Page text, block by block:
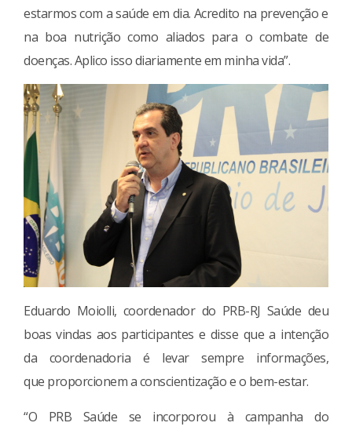
estarmos com a saúde em dia. Acredito na prevenção e
na boa nutrição como aliados para o combate de
doenças. Aplico isso diariamente em minha vida”.
Eduardo Moiolli, coordenador do PRB-RJ Saúde deu
boas vindas aos participantes e disse que a intenção
da coordenadoria é levar sempre informações,
que proporcionem a conscientização e o bem-estar.
“O PRB Saúde se incorporou à campanha do